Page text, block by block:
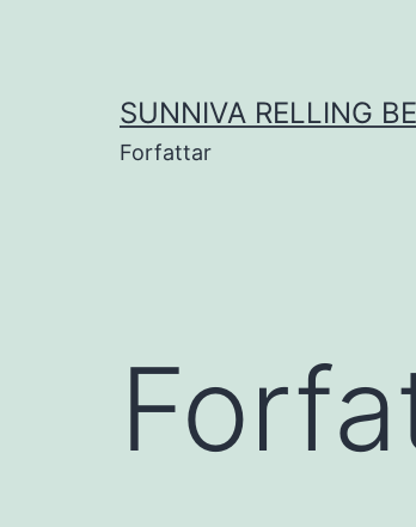
SUNNIVA RELLING
Forfattar